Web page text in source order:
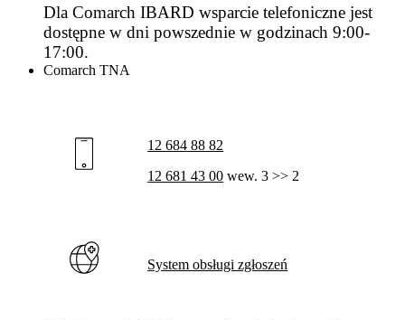
Dla Comarch IBARD wsparcie telefoniczne jest
dostępne w dni powszednie w godzinach 9:00-
17:00.
Comarch TNA
12 684 88 82
12 681 43 00 wew. 3 >> 2
System obsługi zgłoszeń